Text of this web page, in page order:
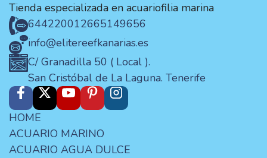
Tienda especializada en acuariofilia marina
644220012665149656
info@elitereefkanarias.es
C/ Granadilla 50 ( Local ).
San Cristóbal de La Laguna. Tenerife
HOME
ACUARIO MARINO
ACUARIO AGUA DULCE